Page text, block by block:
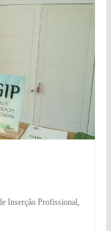
Inserção Profissional,